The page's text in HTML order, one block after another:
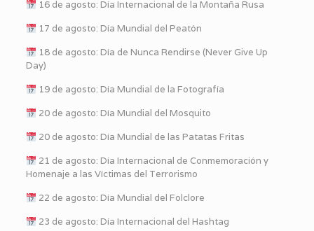
16 de agosto: Día Internacional de la Montaña Rusa
17 de agosto: Día Mundial del Peatón
18 de agosto: Día de Nunca Rendirse (Never Give Up
Day)
19 de agosto: Día Mundial de la Fotografía
20 de agosto: Día Mundial del Mosquito
20 de agosto: Día Mundial de las Patatas Fritas
21 de agosto: Día Internacional de Conmemoración y
Homenaje a las Víctimas del Terrorismo
22 de agosto: Día Mundial del Folclore
23 de agosto: Día Internacional del Hashtag